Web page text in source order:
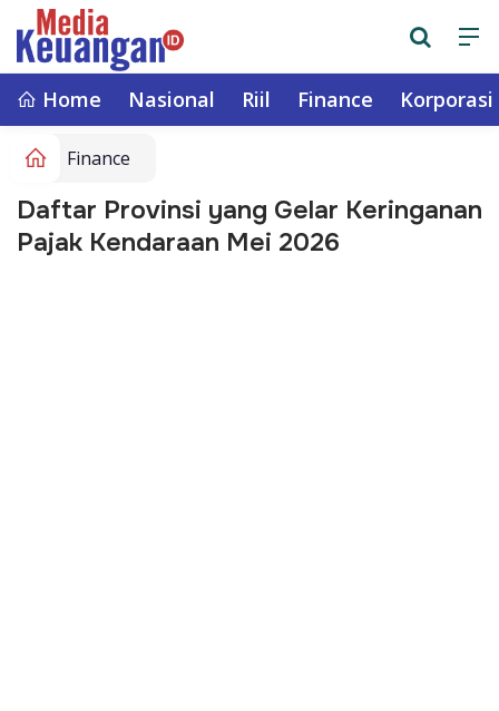
Home Nasional Riil Finance Korporasi
Finance
Daftar Provinsi yang Gelar Keringanan
Pajak Kendaraan Mei 2026